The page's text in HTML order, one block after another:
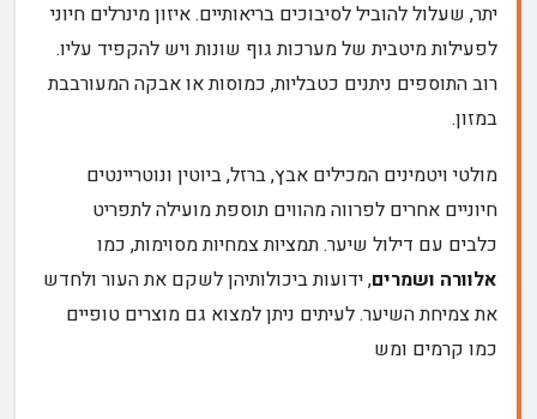
יתר, שעלול להוביל לסיבוכים בריאותיים. איזון מינרלים חיוני
לפעילות מיטבית של מערכות גוף שונות ויש להקפיד עליו.
רוב התוספים ניתנים כטבליות, כמוסות או אבקה המעורבבת
במזון.
מולטי ויטמינים המכילים אבץ, ברזל, ביוטין ונוטריינטים
חיוניים אחרים לפרווה מהווים תוספת מועילה לתפריט
כלבים עם דילול שיער. תמציות צמחיות מסוימות, כמו
אלוורה ושמרים, ידועות ביכולותיהן לשקם את העור ולחדש
את צמיחת השיער. לעיתים ניתן למצוא גם מוצרים טופיים
כמו קרמים ומש